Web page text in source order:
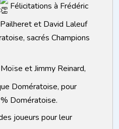
Félicitations à Frédéric
Pailheret et David Laleuf
sacrés Champions
et Jimmy Reinard,
Domératoise, pour
Domératoise.
joueurs pour leur